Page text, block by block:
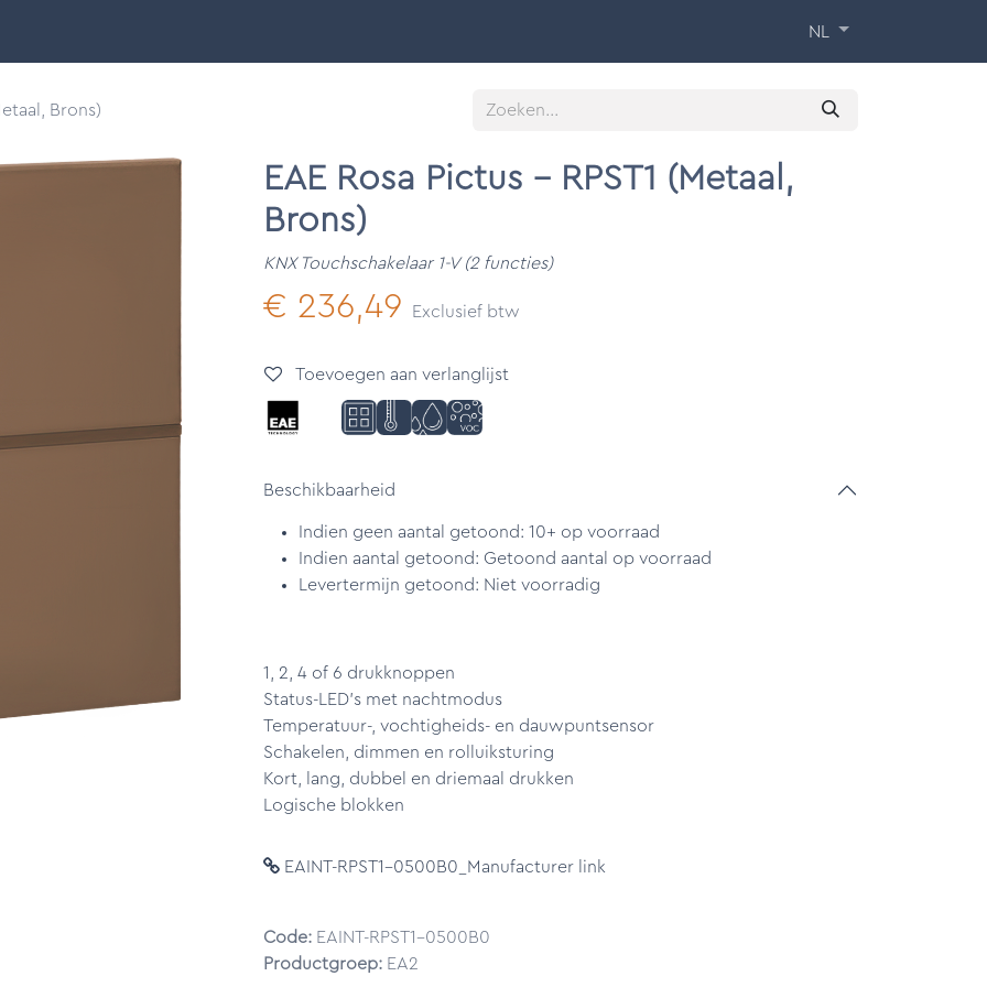
NL
Brons)
EAE Rosa Pictus - RPST1 (Metaal,
Brons)
KNX Touchschakelaar 1-V (2 functies)
€ 236,49 Exclusief btw
Toevoegen aan verlanglijst
Beschikbaarheid
Indien geen aantal getoond: 10+ op voorraad
Indien aantal getoond: Getoond aantal op voorraad
Levertermijn getoond: Niet voorradig
1, 2, 4 of 6 drukknoppen
Status-LED's met nachtmodus
Temperatuur-, vochtigheids- en dauwpuntsensor
Schakelen, dimmen en rolluiksturing
Kort, lang, dubbel en driemaal drukken
Logische blokken
EAINT-RPST1-0500B0_Manufacturer link
Code: EAINT-RPST1-0500B0
Productgroep: EA2